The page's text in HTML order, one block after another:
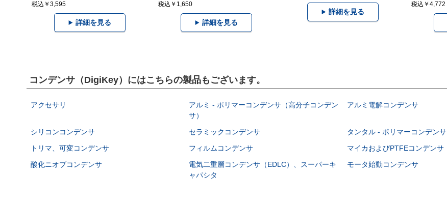
税込￥3,595
詳細を見る
税込￥1,650
詳細を見る
詳細を見る
税込￥4,772
コンデンサ（DigiKey）にはこちらの製品もございます。
アクセサリ
アルミ - ポリマーコンデンサ（高分子コンデン
サ）
アルミ電解コンデンサ
シリコンコンデンサ セラミックコンデンサ タンタル - ポリマーコンデンサ
トリマ、可変コンデンサ
フィルムコンデンサ マイカおよびPTFEコンデンサ
酸化ニオブコンデンサ
電気二重層コンデンサ（EDLC）、スーパーキ
ャパシタ
モータ始動コンデンサ